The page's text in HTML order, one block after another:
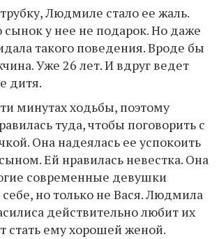
Людмиле стало ее жаль.
сынок у нее не подарок. Но даже
такого поведения. Вроде бы
Уже 26 лет. И вдруг ведет
дитя.
минутах ходьбы, поэтому
туда, чтобы поговорить с
Она надеялась ее успокоить
Ей нравилась невестка. Она
современные девушки
но только не Вася. Людмила
действительно любит их
стать ему хорошей женой.